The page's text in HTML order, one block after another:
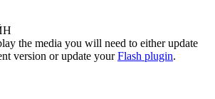
the media you will need to either update
version or update yourFlash plugin.